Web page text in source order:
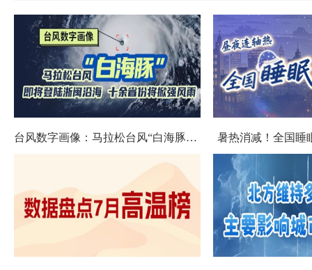
台风数字画像：马拉松台风“白海豚”将影响十余省份 暑热消减！全国睡